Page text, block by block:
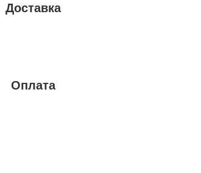
Доставка
Оплата